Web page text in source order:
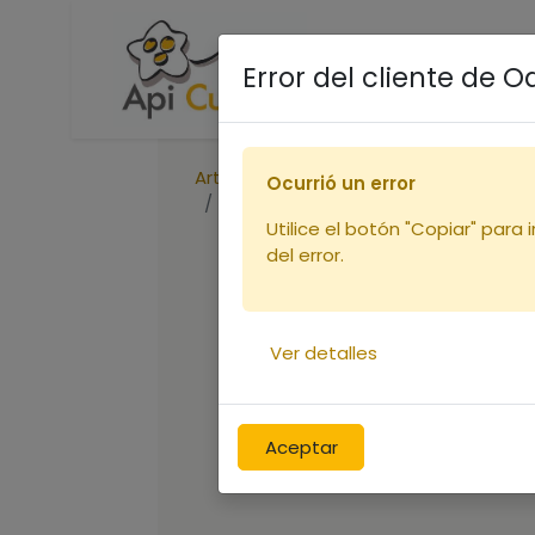
Accueil Boutique
Articles
Corps de ruche
Error del cliente de
Aceptar
Ocurrió un error
Utilice el botón "Copiar" para
del error.
Ver detalles